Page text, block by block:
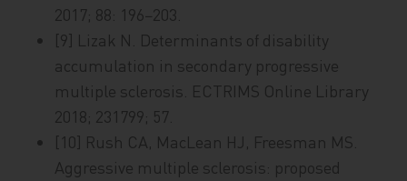
2017; 88: 196−203.
[9] Lizak N. Determinants of disability
accumulation in secondary progressive
multiple sclerosis. ECTRIMS Online Library
2018; 231799; 57.
[10] Rush CA, MacLean HJ, Freesman MS.
Aggressive multiple sclerosis: proposed